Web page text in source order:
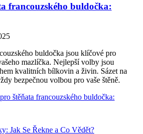
francouzského buldočka:
buldočka jsou klíčové pro
mazlíčka. Nejlepší volby jsou
kvalitních bílkovin a živin. Sázet na
bezpečnou volbou pro vaše štěně.
štěňata francouzského buldočka: